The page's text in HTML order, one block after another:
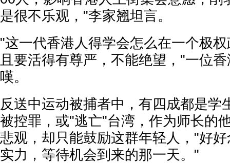
是很不乐观，"李家翘坦言。
"这一代香港人得学会怎么在一个极
且要活得有尊严，不能绝望，"一位
嘆。
反送中运动被捕者中，有四成都是学
被控罪，或"逃亡"台湾，作为师长的
悲观，却只能鼓励这群年轻人，"好
实力，等待机会到来的那一天。"